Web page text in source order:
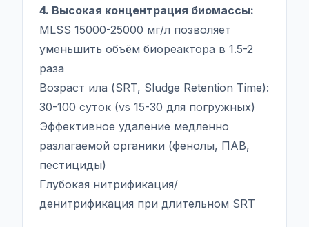
4. Высокая концентрация биомассы:
MLSS 15000-25000 мг/л позволяет
уменьшить объём биореактора в 1.5-2
раза
Возраст ила (SRT, Sludge Retention Time):
30-100 суток (vs 15-30 для погружных)
Эффективное удаление медленно
разлагаемой органики (фенолы, ПАВ,
пестициды)
Глубокая нитрификация/
денитрификация при длительном SRT